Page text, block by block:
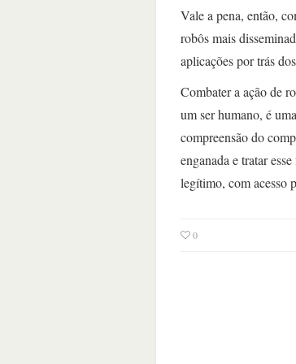
Vale a pena, então,
robôs mais
aplicações por trás
Combater a ação de
um ser humano, é
compreensão do
enganada e tratar
legítimo, com acesso
0